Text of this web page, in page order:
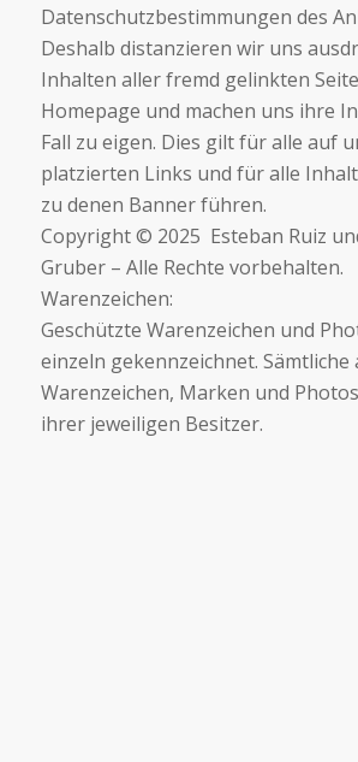
Datenschutzbestimmungen des
Deshalb distanzieren wir uns
Inhalten aller fremd gelinkten
Homepage und machen uns ihre
Fall zu eigen. Dies gilt für alle auf
platzierten Links und für alle
zu denen Banner führen.
Copyright © 2025 Esteban Ruiz
Gruber – Alle Rechte vorbehalten.
Warenzeichen:
Geschützte Warenzeichen und
einzeln gekennzeichnet.
Warenzeichen, Marken und
ihrer jeweiligen Besitzer.